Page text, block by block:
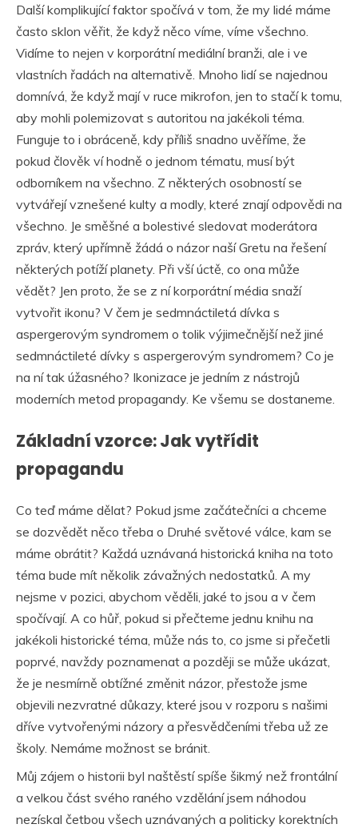
Další komplikující faktor spočívá v tom, že my lidé máme
často sklon věřit, že když něco víme, víme všechno.
Vidíme to nejen v korporátní mediální branži, ale i ve
vlastních řadách na alternativě. Mnoho lidí se najednou
domnívá, že když mají v ruce mikrofon, jen to stačí k tomu,
aby mohli polemizovat s autoritou na jakékoli téma.
Funguje to i obráceně, kdy příliš snadno uvěříme, že
pokud člověk ví hodně o jednom tématu, musí být
odborníkem na všechno. Z některých osobností se
vytvářejí vznešené kulty a modly, které znají odpovědi na
všechno. Je směšné a bolestivé sledovat moderátora
zpráv, který upřímně žádá o názor naší Gretu na řešení
některých potíží planety. Při vší úctě, co ona může
vědět? Jen proto, že se z ní korporátní média snaží
vytvořit ikonu? V čem je sedmnáctiletá dívka s
aspergerovým syndromem o tolik výjimečnější než jiné
sedmnáctileté dívky s aspergerovým syndromem? Co je
na ní tak úžasného? Ikonizace je jedním z nástrojů
moderních metod propagandy. Ke všemu se dostaneme.
Základní vzorce: Jak vytřídit
propagandu
Co teď máme dělat? Pokud jsme začátečníci a chceme
se dozvědět něco třeba o Druhé světové válce, kam se
máme obrátit? Každá uznávaná historická kniha na toto
téma bude mít několik závažných nedostatků. A my
nejsme v pozici, abychom věděli, jaké to jsou a v čem
spočívají. A co hůř, pokud si přečteme jednu knihu na
jakékoli historické téma, může nás to, co jsme si přečetli
poprvé, navždy poznamenat a později se může ukázat,
že je nesmírně obtížné změnit názor, přestože jsme
objevili nezvratné důkazy, které jsou v rozporu s našimi
dříve vytvořenými názory a přesvědčeními třeba už ze
školy. Nemáme možnost se bránit.
Můj zájem o historii byl naštěstí spíše šikmý než frontální
a velkou část svého raného vzdělání jsem náhodou
nezískal četbou všech uznávaných a politicky korektních